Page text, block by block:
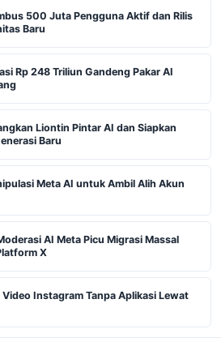
500 Juta Pengguna Aktif dan Rilis
Baru
Rp 248 Triliun Gandeng Pakar AI
Liontin Pintar AI dan Siapkan
Baru
Meta AI untuk Ambil Alih Akun
AI Meta Picu Migrasi Massal
X
Video Instagram Tanpa Aplikasi Lewat